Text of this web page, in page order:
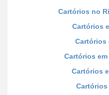
Cartórios no
Cartórios
Cartórios
Cartórios
Cartórios
Cartórios